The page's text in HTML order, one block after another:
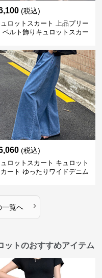
(税込)
ロットスカート 上品プリー
ベルト飾りキュロットスカー
(税込)
ロットスカート キュロット
カート ゆったりワイドデニム
一覧へ ›
ットのおすすめアイテム